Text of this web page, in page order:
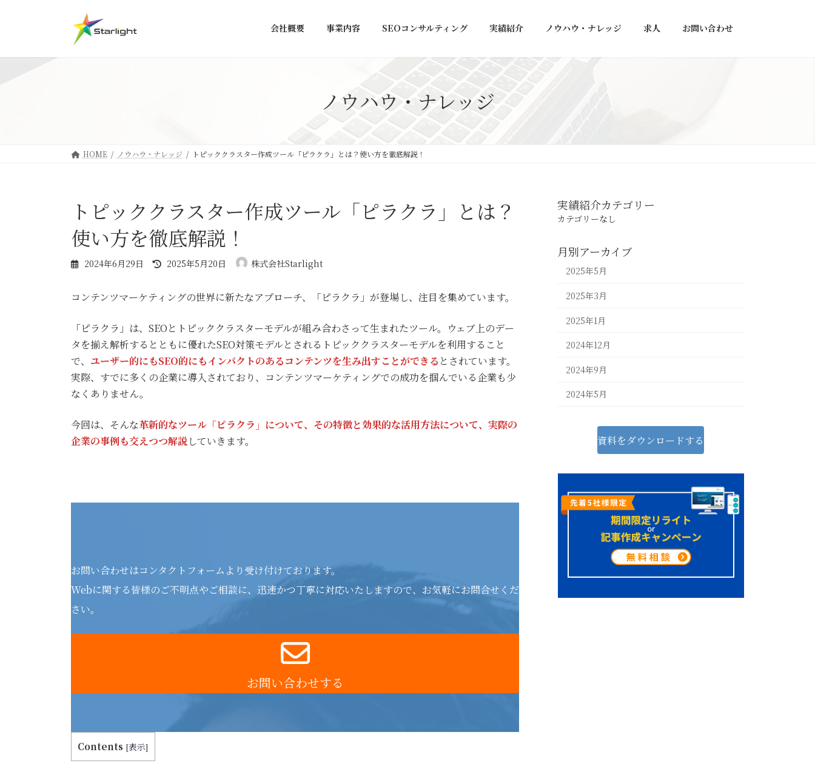
会社概要 事業内容 SEOコンサルティング 実績紹介 ノウハウ・ナレッジ 求人 お問い合わせ
ノウハウ・ナレッジ
HOME ノウハウ・ナレッジ トピッククラスター作成ツール「ピラクラ」とは？使い方を徹底解説！
トピッククラスター作成ツール「ピラクラ」とは？
使い方を徹底解説！
2024年6月29日
最
新
時
:
2025年5月20日 株式会社Starlight
コンテンツマーケティングの世界に新たなアプローチ、「ピラクラ」が登場し、注目を集めています。
「ピラクラ」は、SEOとトピッククラスターモデルが組み合わさって生まれたツール。ウェブ上のデー
タを揃え解析するとともに優れたSEO対策モデルとされるトピッククラスターモデルを利用すること
で、 ユーザー的にもSEO的にもインパクトのあるコンテンツを生み出すことができる とされています。
実際、すでに多くの企業に導入されており、コンテンツマーケティングでの成功を掴んでいる企業も少
なくありません。
今回は、そんな革新的なツール「ピラクラ」について、その特徴と効果的な活用方法について、実際の
企業の事例も交えつつ解説していきます。
お問い合わせはコンタクトフォームより受け付けております。
Webに関する皆様のご不明点やご相談に、迅速かつ丁寧に対応いたしますので、お気軽にお問合せくだ
さい。
お問い合わせする
Contents [表示]
実績紹介カテゴリー
カテゴリーなし
月別アーカイブ
2025年5月
2025年3月
2025年1月
2024年12月
2024年9月
2024年5月
資料をダウンロードする